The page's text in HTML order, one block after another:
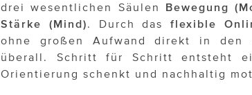
drei wesentlichen Säulen Bewegung
Stärke (Mind). Durch das flexible
ohne großen Aufwand direkt in
überall. Schritt für Schritt entsteht
Orientierung schenkt und nachhaltig